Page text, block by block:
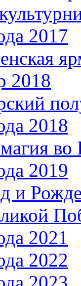
2017
2018
2018
во
2019
и
2021
2022